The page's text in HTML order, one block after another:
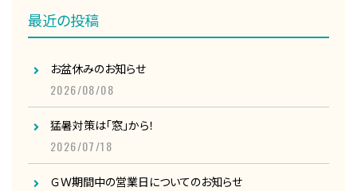
最近の投稿
お盆休みのお知らせ
2026/08/08
猛暑対策は「窓」から！
2026/07/18
ＧＷ期間中の営業日についてのお知らせ